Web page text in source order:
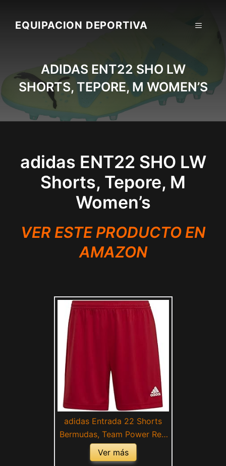
contentEQUIPACION DEPORTIVA MENU
ADIDAS ENT22 SHO LW
SHORTS, TEPORE, M WOMEN’S
adidas ENT22 SHO LW
Shorts, Tepore, M
Women’s
VER ESTE PRODUCTO EN
AMAZON
adidas Entrada 22 Shorts
Bermudas, Team Power Red
2, M para Mujer
Ver más